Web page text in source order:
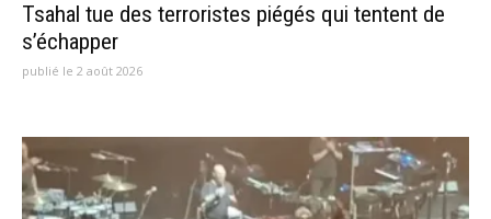
Tsahal tue des terroristes piégés qui tentent de
s’échapper
publié le 2 août 2026